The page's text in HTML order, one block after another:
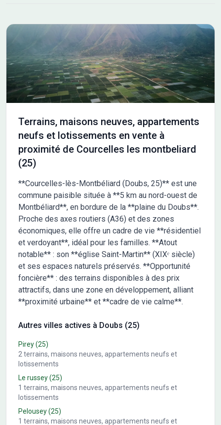
Terrains, maisons neuves, appartements
neufs et lotissements en vente à
proximité de Courcelles les montbeliard
(25)
**Courcelles-lès-Montbéliard (Doubs, 25)** est une
commune paisible située à **5 km au nord-ouest de
Montbéliard**, en bordure de la **plaine du Doubs**.
Proche des axes routiers (A36) et des zones
économiques, elle offre un cadre de vie **résidentiel
et verdoyant**, idéal pour les familles. **Atout
notable** : son **église Saint-Martin** (XIXᵉ siècle)
et ses espaces naturels préservés. **Opportunité
foncière** : des terrains disponibles à des prix
attractifs, dans une zone en développement, alliant
**proximité urbaine** et **cadre de vie calme**.
Autres villes actives à Doubs (25)
Pirey(25)
2terrains, maisons neuves, appartements neufs et
lotissements
Le russey(25)
1 terrains, maisons neuves, appartements neufs et
lotissements
Pelousey(25)
1 terrains, maisons neuves, appartements neufs et